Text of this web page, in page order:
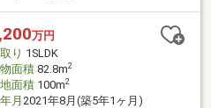
万円
り 1SLDK
面積82.8m2
面積100m2
月 2021年8月(築5年1ヶ月)